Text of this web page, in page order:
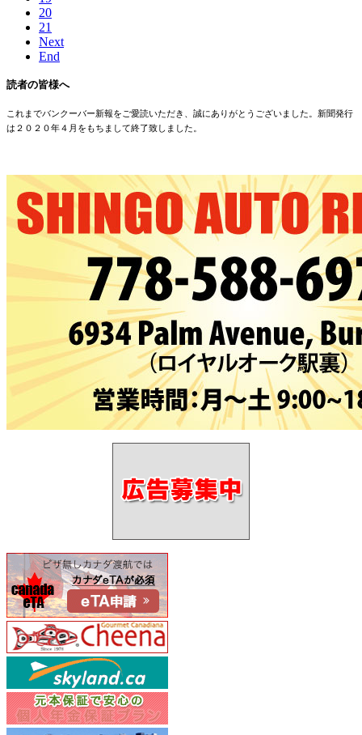
20
21
Next
End
読者の皆様へ
これまでバンクーバー新報をご愛読いただき、誠にありがとうございました。新聞発行
は２０２０年４月をもちまして終了致しました。